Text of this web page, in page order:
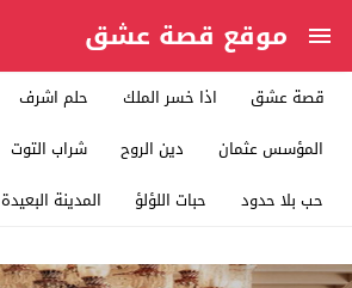
موقع قصة عشق
قصة عشق اذا خسر الملك حلم اشرف
المؤسس عثمان
دين الروح شراب التوت
حب بلا حدود
حبات اللؤلؤ المدينة البعيدة